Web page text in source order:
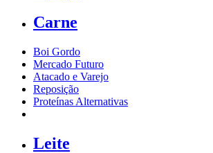
Carne
Boi Gordo
Mercado Futuro
Atacado e Varejo
Reposição
Proteínas Alternativas
Leite